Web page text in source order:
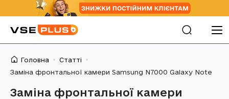
Головна
Статті
Заміна фронтальної камери Samsung N7000 Galaxy Note
Заміна фронтальної камери